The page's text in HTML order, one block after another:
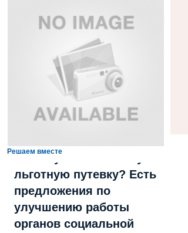
Решаем вместе
Не получили выплату или
льготную путевку? Есть
предложения по
улучшению работы
органов социальной